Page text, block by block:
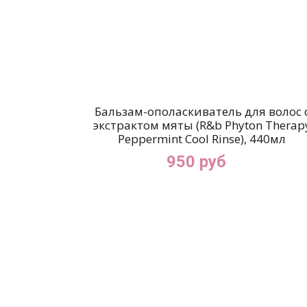
Бальзам-ополаскиватель для волос
экстрактом мяты (R&b Phyton
Peppermint Cool Rinse), 440мл
950 руб